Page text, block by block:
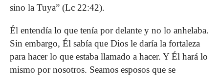
sino la Tuya” (Lc 22:42).
Él entendía lo que tenía por delante y no lo anhelaba.
Sin embargo, Él sabía que Dios le daría la fortaleza
para hacer lo que estaba llamado a hacer. Y Él hará lo
mismo por nosotros. Seamos esposos que se